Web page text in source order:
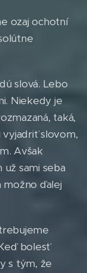
ozaj ochotní
slová. Lebo
Niekedy je
taká,
slovom,
Avšak
sami seba
možno ďalej
bolesť
s tým, že